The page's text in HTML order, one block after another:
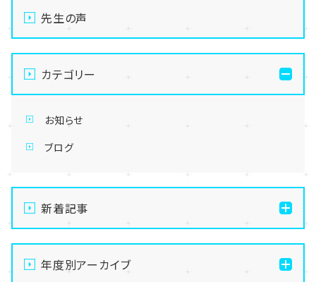
先生の声
カテゴリー
お知らせ
ブログ
新着記事
通信制高校の学習風景
メイク美容専攻の授業風景
年度別アーカイブ